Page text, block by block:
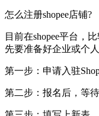
怎么注册shopee店铺?
目前在shopee平台，
先要准备好企业或个
第一步：申请入驻
第二步：报名后，等